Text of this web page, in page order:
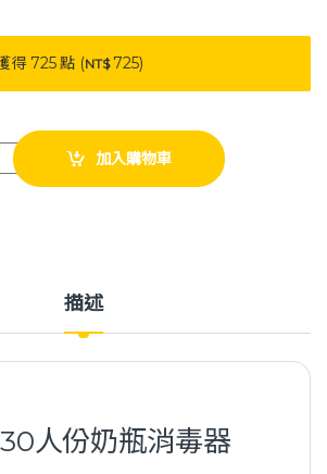
得 725 點 (NT$725)
YH107 奶瓶消毒器 YAHO quantity
加入購物車
描述
人份奶瓶消毒器